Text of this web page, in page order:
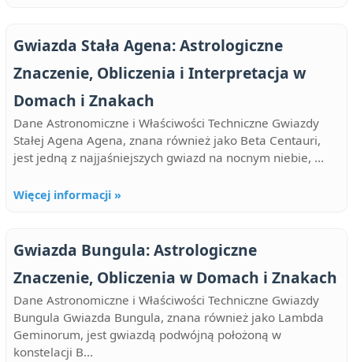
Gwiazda Stała Agena: Astrologiczne
Znaczenie, Obliczenia i Interpretacja w
Domach i Znakach
Dane Astronomiczne i Właściwości Techniczne Gwiazdy
Stałej Agena Agena, znana również jako Beta Centauri,
jest jedną z najjaśniejszych gwiazd na nocnym niebie, ...
Więcej informacji »
Gwiazda Bungula: Astrologiczne
Znaczenie, Obliczenia w Domach i Znakach
Dane Astronomiczne i Właściwości Techniczne Gwiazdy
Bungula Gwiazda Bungula, znana również jako Lambda
Geminorum, jest gwiazdą podwójną położoną w
konstelacji B...